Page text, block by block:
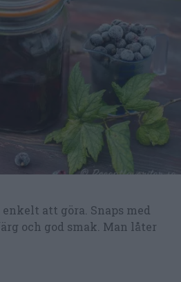
att göra. Snaps med
och god smak. Man låter